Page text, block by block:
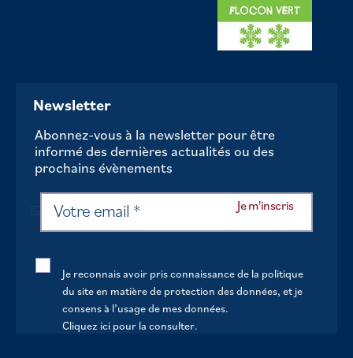
Newsletter
Abonnez-vous à la newsletter pour être
informé des dernières actualités ou des
prochains évènements
Je reconnais avoir pris connaissance de la politique
du site en matière de protection des données, et je
consens à l’usage de mes données.
Cliquez ici pour la consulter.